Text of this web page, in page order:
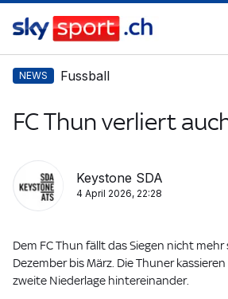
NEWS Fussball
FC Thun verliert
Keystone SDA
4 April 2026, 22:28
Dem FC Thun fällt das Siegen nicht
Dezember bis März. Die Thuner
zweite Niederlage hintereinander.